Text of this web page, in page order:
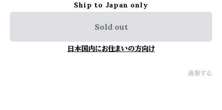
Ship to Japan only
Sold out
日本国内にお住まいの方向け
通報する